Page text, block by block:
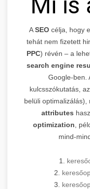
ASEO célja, hogy
tehát nem fizetett
PPC) révén – a
search engine
Google-ben.
kulcsszókutatás, az
belüli optimalizálás),
attributes
optimization ,
mind-
1.
2.
3.